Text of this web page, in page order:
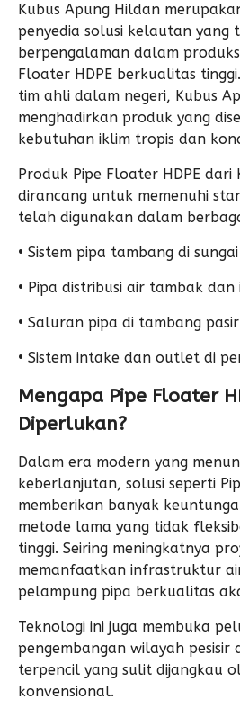
Kubus Apung Hildan
penyedia solusi kelautan yang
berpengalaman dalam
Floater HDPE berkualitas
tim ahli dalam negeri, Kubus
menghadirkan produk yang
kebutuhan iklim tropis dan
Produk Pipe Floater HDPE dari
dirancang untuk memenuhi
telah digunakan dalam
• Sistem pipa tambang di
• Pipa distribusi air tambak dan
• Saluran pipa di tambang
• Sistem intake dan outlet di
Mengapa Pipe Floater
Diperlukan?
Dalam era modern yang
keberlanjutan, solusi seperti
memberikan banyak
metode lama yang tidak
tinggi. Seiring meningkatnya
memanfaatkan infrastruktur
pelampung pipa berkualitas
Teknologi ini juga membuka
pengembangan wilayah pesisir
terpencil yang sulit dijangkau
konvensional.